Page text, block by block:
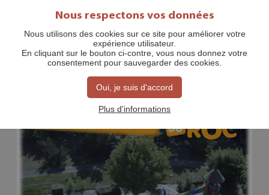
ALLE ACCOMMODATIES
Nous respectons vos données
Nous utilisons des cookies sur ce site pour améliorer votre
expérience utilisateur.
En cliquant sur le bouton ci-contre, vous nous donnez votre
consentement pour sauvegarder des cookies.
Oui, je suis d'accord
Plus d'informations